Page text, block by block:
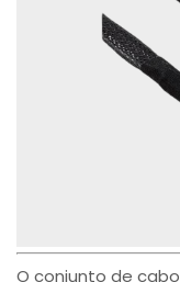
O conjunto de